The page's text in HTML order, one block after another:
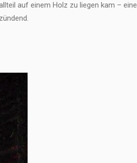
auf einem Holz zu liegen kam – eine